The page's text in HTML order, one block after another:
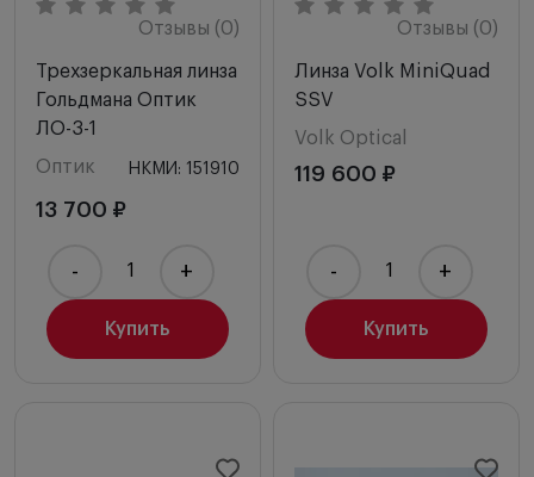
Отзывы (0)
Трехзеркальная линза
Гольдмана Оптик
ЛО-3-1
Оптик
НКМИ: 151910
13 700 ₽
Купить
- +
Отзывы (0)
Линза Volk MiniQuad
SSV
Volk Optical
119 600 ₽
Купить
- +